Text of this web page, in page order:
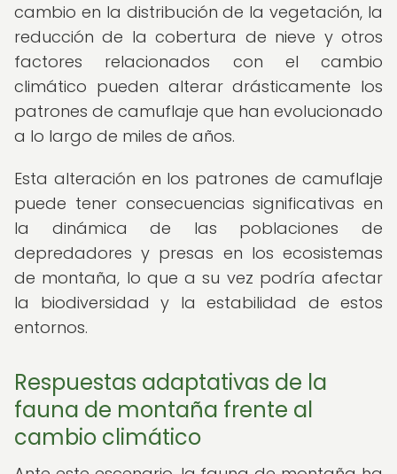
cambio en la distribución de la vegetación, la
reducción de la cobertura de nieve y otros
factores relacionados con el cambio
climático pueden alterar drásticamente los
patrones de camuflaje que han evolucionado
a lo largo de miles de años.
Esta alteración en los patrones de camuflaje
puede tener consecuencias significativas en
la dinámica de las poblaciones de
depredadores y presas en los ecosistemas
de montaña, lo que a su vez podría afectar
la biodiversidad y la estabilidad de estos
entornos.
Respuestas adaptativas de la
fauna de montaña frente al
cambio climático